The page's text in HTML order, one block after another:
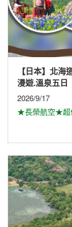
【日本】北
漫遊.溫泉五日
2026/9/17
★長榮航空★